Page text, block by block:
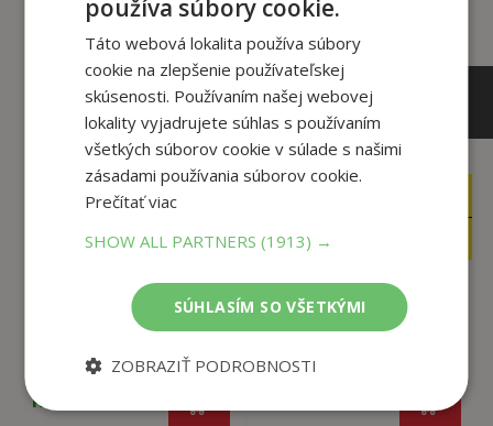
12
5 €
Krvavé preteky
Na sklade
Zázraky padlých
Maggie Stiefvater
používa súbory cookie.
Táto webová lokalita používa súbory
cookie na zlepšenie používateľskej
skúsenosti. Používaním našej webovej
lokality vyjadrujete súhlas s používaním
všetkých súborov cookie v súlade s našimi
zásadami používania súborov cookie.
Prečítať viac
SHOW ALL PARTNERS(1913) →
SÚHLASÍM SO VŠETKÝMI
ZOBRAZIŤ PODROBNOSTI